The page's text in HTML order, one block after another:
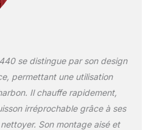
se distingue par son design
permettant une utilisation
Il chauffe rapidement,
irréprochable grâce à ses
Son montage aisé et